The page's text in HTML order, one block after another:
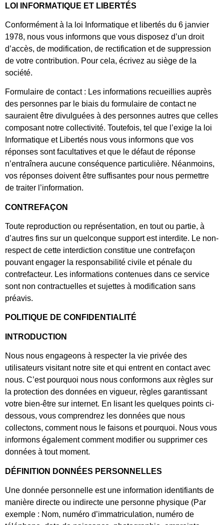
LOI INFORMATIQUE ET LIBERTÉS
Conformément à la loi Informatique et libertés du 6 janvier
1978, nous vous informons que vous disposez d’un droit
d’accès, de modification, de rectification et de suppression
de votre contribution. Pour cela, écrivez au siège de la
société.
Formulaire de contact : Les informations recueillies auprès
des personnes par le biais du formulaire de contact ne
sauraient être divulguées à des personnes autres que celles
composant notre collectivité. Toutefois, tel que l’exige la loi
Informatique et Libertés nous vous informons que vos
réponses sont facultatives et que le défaut de réponse
n’entraînera aucune conséquence particulière. Néanmoins,
vos réponses doivent être suffisantes pour nous permettre
de traiter l’information.
CONTREFAÇON
Toute reproduction ou représentation, en tout ou partie, à
d’autres fins sur un quelconque support est interdite. Le non-
respect de cette interdiction constitue une contrefaçon
pouvant engager la responsabilité civile et pénale du
contrefacteur. Les informations contenues dans ce service
sont non contractuelles et sujettes à modification sans
préavis.
POLITIQUE DE CONFIDENTIALITÉ
INTRODUCTION
Nous nous engageons à respecter la vie privée des
utilisateurs visitant notre site et qui entrent en contact avec
nous. C’est pourquoi nous nous conformons aux règles sur
la protection des données en vigueur, règles garantissant
votre bien-être sur internet. En lisant les quelques points ci-
dessous, vous comprendrez les données que nous
collectons, comment nous le faisons et pourquoi. Nous vous
informons également comment modifier ou supprimer ces
données à tout moment.
DÉFINITION DONNÉES PERSONNELLES
Une donnée personnelle est une information identifiants de
manière directe ou indirecte une personne physique (Par
exemple : Nom, numéro d’immatriculation, numéro de